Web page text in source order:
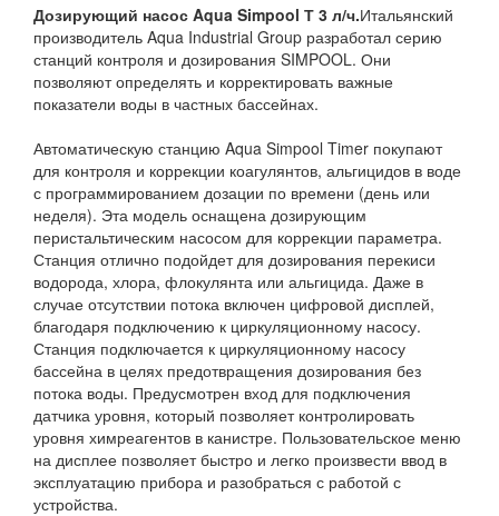
Дозирующий насос Aqua Simpool Т 3 л/ч.Итальянский
производитель Aqua Industrial Group разработал серию
станций контроля и дозирования SIMPOOL. Они
позволяют определять и корректировать важные
показатели воды в частных бассейнах.
Автоматическую станцию Aqua Simpool Timer покупают
для контроля и коррекции коагулянтов, альгицидов в воде
с программированием дозации по времени (день или
неделя). Эта модель оснащена дозирующим
перистальтическим насосом для коррекции параметра.
Станция отлично подойдет для дозирования перекиси
водорода, хлора, флокулянта или альгицида. Даже в
случае отсутствии потока включен цифровой дисплей,
благодаря подключению к циркуляционному насосу.
Станция подключается к циркуляционному насосу
бассейна в целях предотвращения дозирования без
потока воды. Предусмотрен вход для подключения
датчика уровня, который позволяет контролировать
уровня химреагентов в канистре. Пользовательское меню
на дисплее позволяет быстро и легко произвести ввод в
эксплуатацию прибора и разобраться с работой с
устройства.